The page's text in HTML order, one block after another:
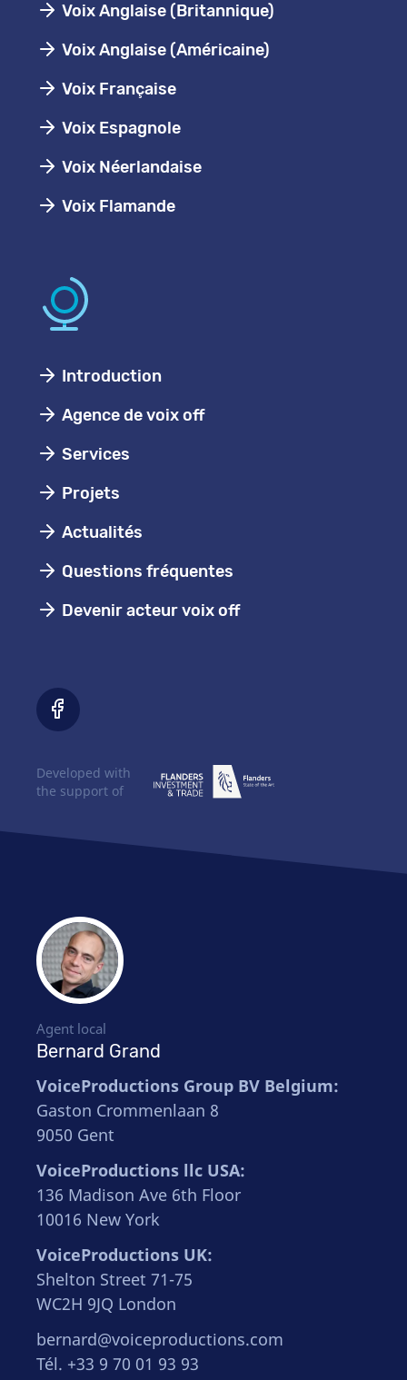
Voix Anglaise (Britannique)
Voix Anglaise (Américaine)
Voix Française
Voix Espagnole
Voix Néerlandaise
Voix Flamande
Introduction
Agence de voix off
Services
Projets
Actualités
Questions fréquentes
Devenir acteur voix off
Agent local
Bernard Grand
VoiceProductions Group BV Belgium:
Gaston Crommenlaan 8
9050 Gent
VoiceProductions llc USA:
136 Madison Ave 6th Floor
10016 New York
VoiceProductions UK:
Shelton Street 71-75
WC2H 9JQ London
bernard@voiceproductions.com
Tél. +33 9 70 01 93 93
Developed with
the support of